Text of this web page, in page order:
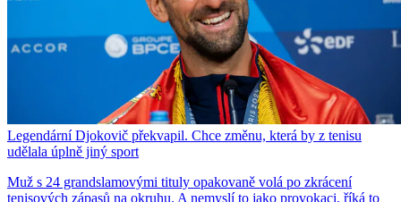
Legendární Djokovič překvapil. Chce změnu, která by z tenisu
udělala úplně jiný sport
Muž s 24 grandslamovými tituly opakovaně volá po zkrácení
tenisových zápasů na okruhu. A nemyslí to jako provokaci, říká to